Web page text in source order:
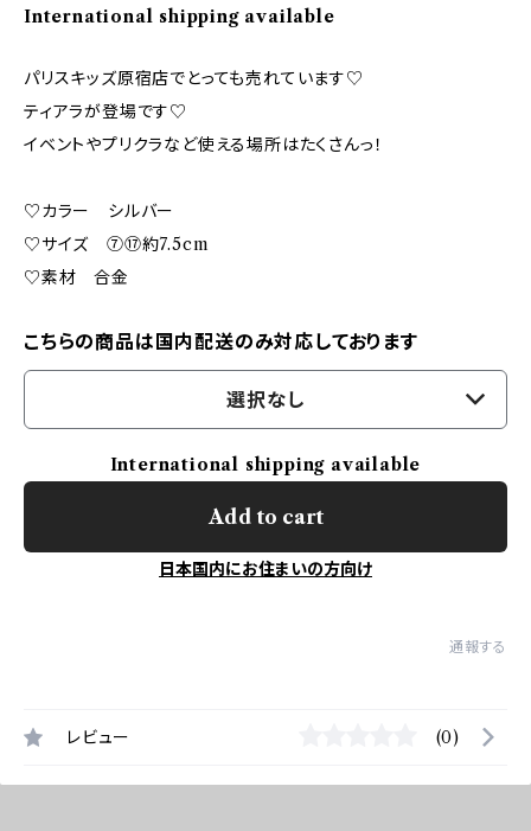
International shipping available
パリスキッズ原宿店でとっても売れています♡
ティアラが登場です♡
イベントやプリクラなど使える場所はたくさんっ！
♡カラー シルバー
♡サイズ ⑦⑰約7.5cm
♡素材 合金
こちらの商品は国内配送のみ対応しております
選択なし
International shipping available
Add to cart
日本国内にお住まいの方向け
通報する
レビュー (0)